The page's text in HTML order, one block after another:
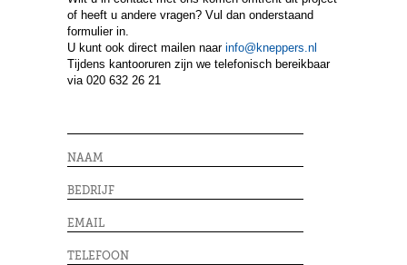
of heeft u andere vragen? Vul dan onderstaand
formulier in.
U kunt ook direct mailen naar info@kneppers.nl
Tijdens kantooruren zijn we telefonisch bereikbaar
via 020 632 26 21